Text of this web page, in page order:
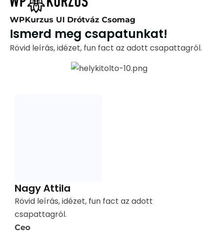
WPKurzus UI Drótváz Csomag
Ismerd meg csapatunkat!
Rövid leírás, idézet, fun fact az adott csapattagról.
Nagy Attila
Rövid leírás, idézet, fun fact az adott
csapattagról.
Ceo